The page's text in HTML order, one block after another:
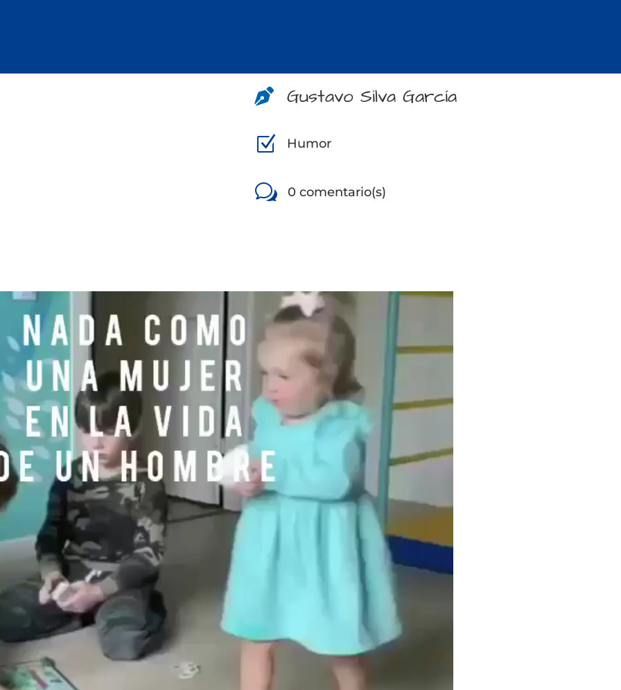
 Gustavo Silva García
Z Humor
w 0 comentario(s)